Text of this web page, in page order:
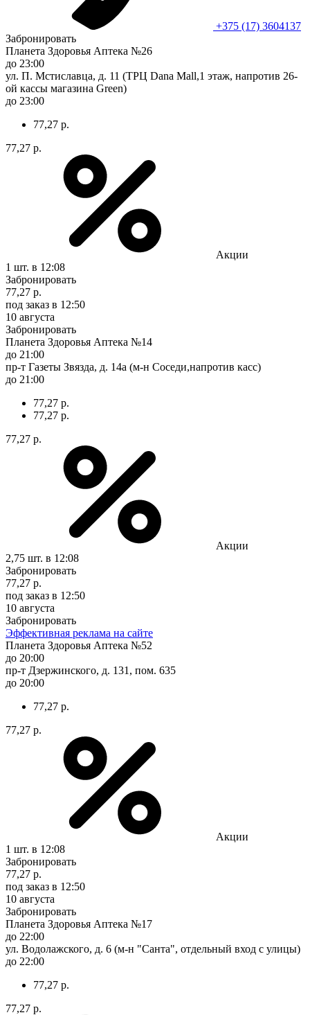
+375 (17) 3604137
Забронировать
Планета Здоровья Аптека №26
до 23:00
ул. П. Мстиславца, д. 11 (ТРЦ Dana Mall,1 этаж, напротив 26-
ой кассы магазина Green)
до 23:00
77,27 р.
77,27 р.
Акции
1 шт. в 12:08
Забронировать
77,27 р.
под заказ в 12:50
10 августа
Забронировать
Планета Здоровья Аптека №14
до 21:00
пр-т Газеты Звязда, д. 14а (м-н Соседи,напротив касс)
до 21:00
77,27 р.
77,27 р.
77,27 р.
Акции
2,75 шт. в 12:08
Забронировать
77,27 р.
под заказ в 12:50
10 августа
Забронировать
Эффективная реклама на сайте
Планета Здоровья Аптека №52
до 20:00
пр-т Дзержинского, д. 131, пом. 635
до 20:00
77,27 р.
77,27 р.
Акции
1 шт. в 12:08
Забронировать
77,27 р.
под заказ в 12:50
10 августа
Забронировать
Планета Здоровья Аптека №17
до 22:00
ул. Водолажского, д. 6 (м-н "Санта", отдельный вход с улицы)
до 22:00
77,27 р.
77,27 р.